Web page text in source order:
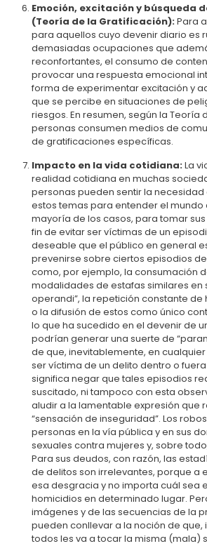
Emoción, excitación y búsqueda
(Teoría de la Gratificación):Para
para aquellos cuyo devenir diario es
demasiadas ocupaciones que
reconfortantes, el consumo de
provocar una respuesta emocional
forma de experimentar excitación y
que se percibe en situaciones de
riesgos. En resumen, según la Teoría
personas consumen medios de
de gratificaciones específicas.
Impacto en la vida cotidiana:La
realidad cotidiana en muchas
personas pueden sentir la
estos temas para entender el mundo
mayoría de los casos, para tomar
fin de evitar ser víctimas de un
deseable que el público en general
prevenirse sobre ciertos episodios
como, por ejemplo, la consumación
modalidades de estafas similares en
operandi”, la repetición constante de
o la difusión de estos como único
lo que ha sucedido en el devenir de
podrían generar una suerte de
de que, inevitablemente, en
ser víctima de un delito dentro o
significa negar que tales episodios
suscitado, ni tampoco con esta
aludir a la lamentable expresión que
“sensación de inseguridad”. Los
personas en la vía pública y en sus
sexuales contra mujeres y, sobre
Para sus deudos, con razón, las
de delitos son irrelevantes, porque a
esa desgracia y no importa cuál sea
homicidios en determinado lugar.
imágenes y de las secuencias de la
pueden conllevar a la noción de
todos les va a tocar la misma (mala)